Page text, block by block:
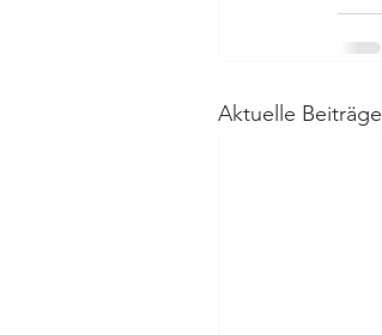
Aktuelle Beiträge